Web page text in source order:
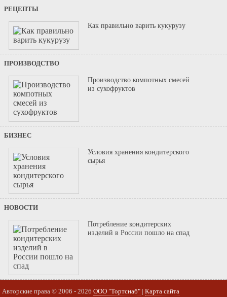
РЕЦЕПТЫ
Как правильно варить кукурузу
ПРОИЗВОДСТВО
Производство компотных смесей
из сухофруктов
БИЗНЕС
Условия хранения кондитерского
сырья
НОВОСТИ
Потребление кондитерских
изделий в России пошло на спад
Авторские права © 2006 - 2026ООО "Тортснаб" |Карта сайта